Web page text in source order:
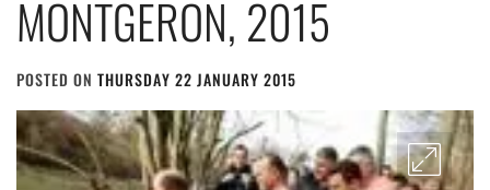
MONTGERON, 2015
POSTED ON THURSDAY 22 JANUARY 2015